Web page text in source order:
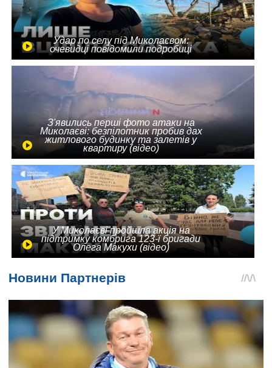
Удар по селу під Миколаєвом:
очевидці повідомили подробиці
З'явились перші фото атаки на
Миколаєві: безпілотник пробив дах
житлового будинку та залетів у
квартиру (відео)
У Миколаєві пройшла акція на
підтримку комбрига 123-ї бригади
Олега Макухи (відео)